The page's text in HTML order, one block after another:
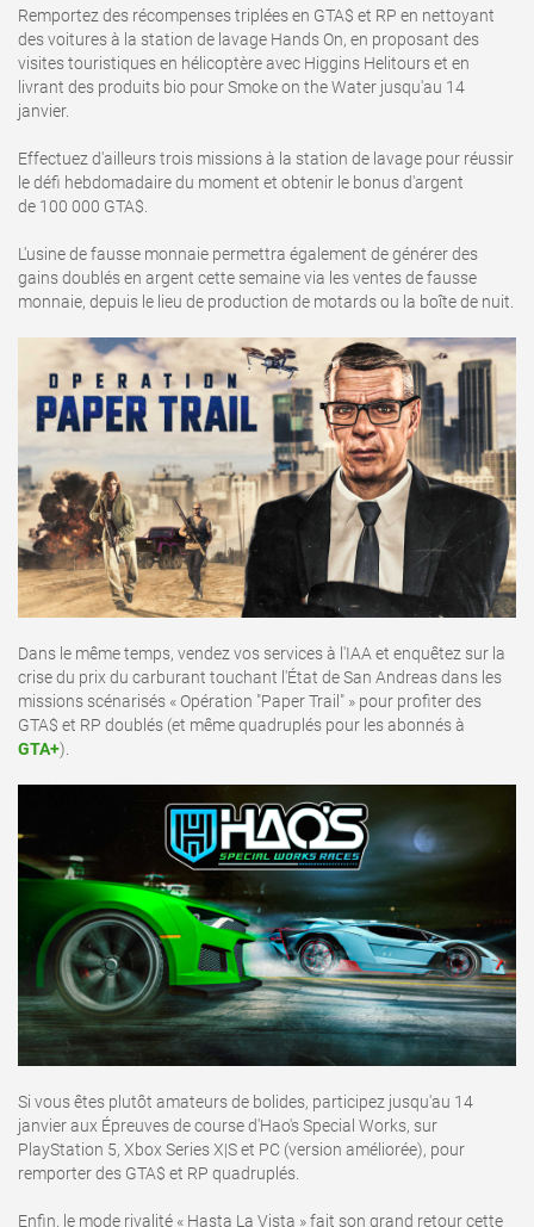
Remportez des récompenses triplées en GTA$ et RP en nettoyant
des voitures à la station de lavage Hands On, en proposant des
visites touristiques en hélicoptère avec Higgins Helitours et en
livrant des produits bio pour Smoke on the Water jusqu'au 14
janvier.
Effectuez d'ailleurs trois missions à la station de lavage pour réussir
le défi hebdomadaire du moment et obtenir le bonus d'argent
de 100 000 GTA$.
L'usine de fausse monnaie permettra également de générer des
gains doublés en argent cette semaine via les ventes de fausse
monnaie, depuis le lieu de production de motards ou la boîte de nuit.
Dans le même temps, vendez vos services à l'IAA et enquêtez sur la
crise du prix du carburant touchant l'État de San Andreas dans les
missions scénarisés « Opération "Paper Trail" » pour profiter des
GTA$ et RP doublés (et même quadruplés pour les abonnés à
GTA+).
Si vous êtes plutôt amateurs de bolides, participez jusqu'au 14
janvier aux Épreuves de course d'Hao's Special Works, sur
PlayStation 5, Xbox Series X|S et PC (version améliorée), pour
remporter des GTA$ et RP quadruplés.
Enfin, le mode rivalité « Hasta La Vista » fait son grand retour cette